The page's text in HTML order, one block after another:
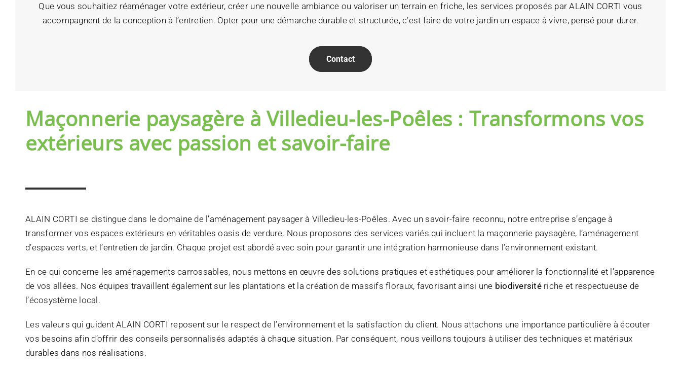
Que vous souhaitiez réaménager votre extérieur, créer une nouvelle ambiance ou valoriser un terrain en friche, les services proposés par ALAIN CORTI vous
accompagnent de la conception à l’entretien. Opter pour une démarche durable et structurée, c’est faire de votre jardin un espace à vivre, pensé pour durer.
Contact
Maçonnerie paysagère à Villedieu-les-Poêles : Transformons vos
extérieurs avec passion et savoir-faire
ALAIN CORTI se distingue dans le domaine de l’aménagement paysager à Villedieu-les-Poêles. Avec un savoir-faire reconnu, notre entreprise s’engage à
transformer vos espaces extérieurs en véritables oasis de verdure. Nous proposons des services variés qui incluent la maçonnerie paysagère, l’aménagement
d’espaces verts, et l’entretien de jardin. Chaque projet est abordé avec soin pour garantir une intégration harmonieuse dans l’environnement existant.
En ce qui concerne les aménagements carrossables, nous mettons en œuvre des solutions pratiques et esthétiques pour améliorer la fonctionnalité et l’apparence
de vos allées. Nos équipes travaillent également sur les plantations et la création de massifs floraux, favorisant ainsi une biodiversitériche et respectueuse de
l’écosystème local.
Les valeurs qui guident ALAIN CORTI reposent sur le respect de l’environnement et la satisfaction du client. Nous attachons une importance particulière à écouter
vos besoins afin d’offrir des conseils personnalisés adaptés à chaque situation. Par conséquent, nous veillons toujours à utiliser des techniques et matériaux
durables dans nos réalisations.